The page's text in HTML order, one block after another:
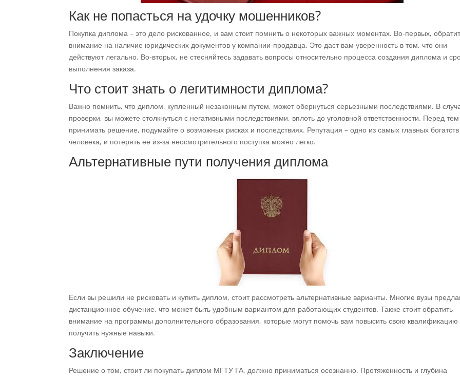
Как не попасться на удочку мошенников?
Покупка диплома – это дело рискованное, и вам стоит помнить о некоторых важных моментах. Во-первых,
внимание на наличие юридических документов у компании-продавца. Это даст вам уверенность в том, что они
действуют легально. Во-вторых, не стесняйтесь задавать вопросы относительно процесса создания диплома и
выполнения заказа.
Что стоит знать о легитимности диплома?
Важно помнить, что диплом, купленный незаконным путем, может обернуться серьезными последствиями. В
проверки, вы можете столкнуться с негативными последствиями, вплоть до уголовной ответственности. Перед тем
принимать решение, подумайте о возможных рисках и последствиях. Репутация – одно из самых главных богатств
человека, и потерять ее из-за неосмотрительного поступка можно легко.
Альтернативные пути получения диплома
Если вы решили не рисковать и купить диплом, стоит рассмотреть альтернативные варианты. Многие вузы
дистанционное обучение, что может быть удобным вариантом для работающих студентов. Также стоит обратить
внимание на программы дополнительного образования, которые могут помочь вам повысить свою квалификацию
получить нужные навыки.
Заключение
Решение о том, стоит ли покупать диплом МГТУ ГА, должно приниматься осознанно. Протяженность и глубина